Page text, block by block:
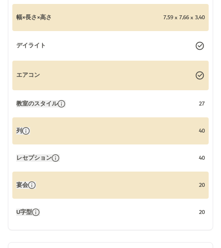
幅×長さ×高さ 7,59 x 7,66 x 3,40
デイライト
エアコン
教室のスタイル 27
列 40
レセプション 40
宴会 20
U字型 20